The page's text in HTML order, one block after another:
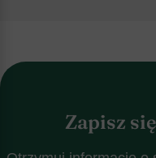
Zapisz